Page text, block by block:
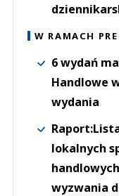
W RAMACH
6 wydań
Handlowe
wydania
lokalnych
wyzwania